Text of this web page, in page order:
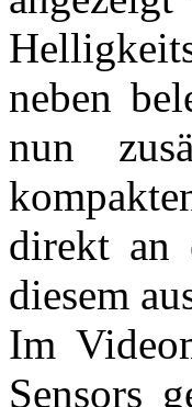
neben
nun
direkt an
diesem
Im
Sensors